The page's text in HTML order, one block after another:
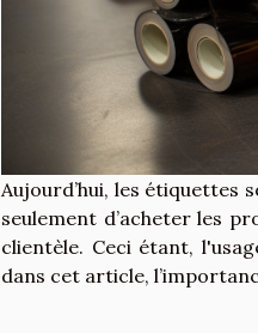
Aujourd’hui, les étiquettes
seulement d’acheter les
clientèle. Ceci étant,
dans cet article,